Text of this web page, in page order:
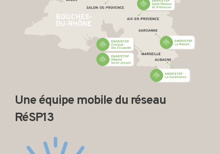
Une équipe mobile du réseau
RéSP13